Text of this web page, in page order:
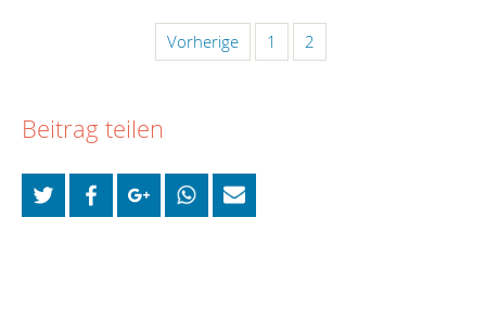
Vorherige 1 2
Beitrag teilen